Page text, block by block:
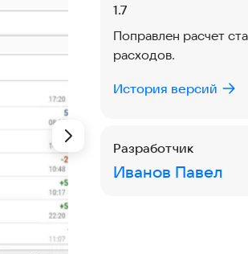
Версия:
1.7
Поправлен расчет
расходов.
История версий
Разработчик
Иванов Павел